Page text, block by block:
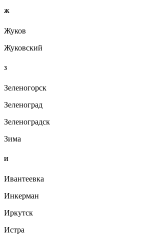
Ж
Жуков
Жуковский
З
Зеленогорск
Зеленоград
Зеленоградск
Зима
И
Ивантеевка
Инкерман
Иркутск
Истра